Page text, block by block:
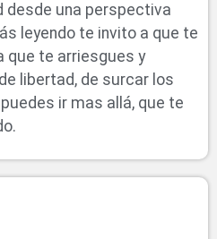
desde una perspectiva
leyendo te invito a que te
que te arriesgues y
libertad, de surcar los
ir mas allá, que te